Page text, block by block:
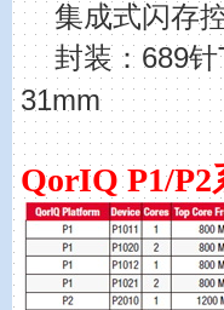
集成式闪存
封装： 689针
31mm
QorIQ P1/